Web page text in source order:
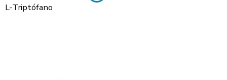
L-Triptófano